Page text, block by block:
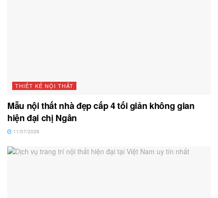
THIẾT KẾ NỘI THẤT
Mẫu nội thất nhà đẹp cấp 4 tối giản không gian
hiện đại chị Ngân
11/07/2026